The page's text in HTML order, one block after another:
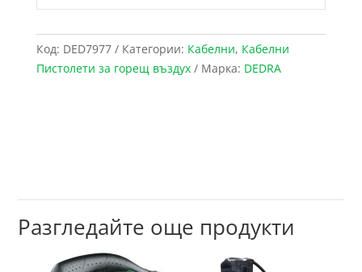
Код: DED7977 Категории: Кабелни, Кабелни
Пистолети за горещ въздух
Марка: DEDRA
Разгледайте още продукти